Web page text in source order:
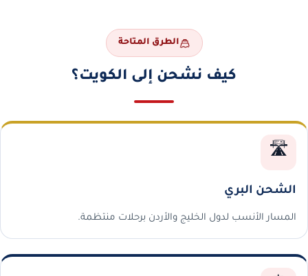
الطرق المتاحة
كيف نشحن إلى الكويت؟
🛣️
الشحن البري
المسار الأنسب لدول الخليج والأردن برحلات منتظمة.